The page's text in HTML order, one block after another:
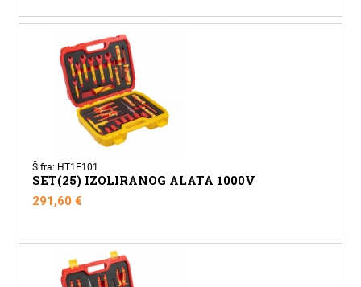
Šifra: HT1E101
SET(25) IZOLIRANOG ALATA 1000V
291,60€